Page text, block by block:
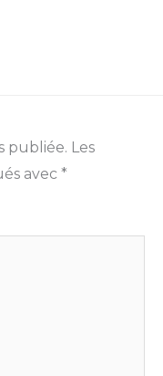
publiée. Les
avec *